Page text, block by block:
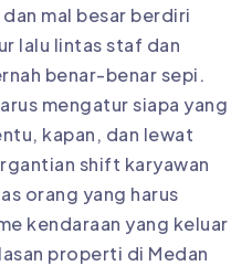
mal besar berdiri
lalu lintas staf dan
benar-benar sepi.
mengatur siapa yang
kapan, dan lewat
shift karyawan
orang yang harus
kendaraan yang keluar
properti di Medan